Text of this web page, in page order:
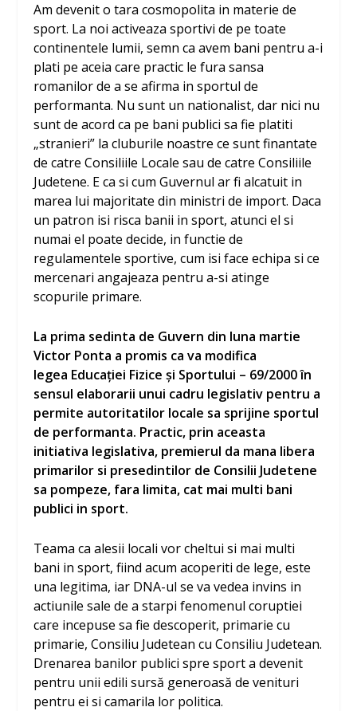
Am devenit o tara cosmopolita in materie de
sport. La noi activeaza sportivi de pe toate
continentele lumii, semn ca avem bani pentru a-i
plati pe aceia care practic le fura sansa
romanilor de a se afirma in sportul de
performanta. Nu sunt un nationalist, dar nici nu
sunt de acord ca pe bani publici sa fie platiti
„stranieri” la cluburile noastre ce sunt finantate
de catre Consiliile Locale sau de catre Consiliile
Judetene. E ca si cum Guvernul ar fi alcatuit in
marea lui majoritate din ministri de import. Daca
un patron isi risca banii in sport, atunci el si
numai el poate decide, in functie de
regulamentele sportive, cum isi face echipa si ce
mercenari angajeaza pentru a-si atinge
scopurile primare.
La prima sedinta de Guvern din luna martie
Victor Ponta a promis ca va modifica
legea Educației Fizice și Sportului – 69/2000 în
sensul elaborarii unui cadru legislativ pentru a
permite autoritatilor locale sa sprijine sportul
de performanta. Practic, prin aceasta
initiativa legislativa, premierul da mana libera
primarilor si presedintilor de Consilii Judetene
sa pompeze, fara limita, cat mai multi bani
publici in sport.
Teama ca alesii locali vor cheltui si mai multi
bani in sport, fiind acum acoperiti de lege, este
una legitima, iar DNA-ul se va vedea invins in
actiunile sale de a starpi fenomenul coruptiei
care incepuse sa fie descoperit, primarie cu
primarie, Consiliu Judetean cu Consiliu Judetean.
Drenarea banilor publici spre sport a devenit
pentru unii edili sursă generoasă de venituri
pentru ei si camarila lor politica.